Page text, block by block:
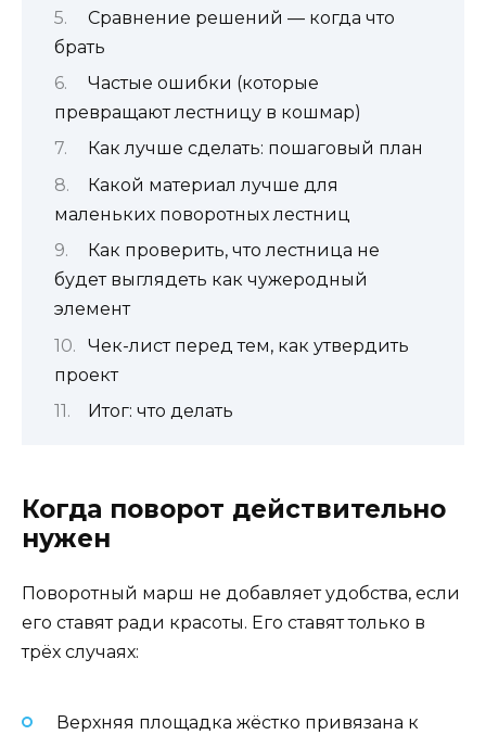
Сравнение решений — когда что
брать
Частые ошибки (которые
превращают лестницу в кошмар)
Как лучше сделать: пошаговый план
Какой материал лучше для
маленьких поворотных лестниц
Как проверить, что лестница не
будет выглядеть как чужеродный
элемент
Чек-лист перед тем, как утвердить
проект
Итог: что делать
Когда поворот действительно
нужен
Поворотный марш не добавляет удобства, если
его ставят ради красоты. Его ставят только в
трёх случаях:
Верхняя площадка жёстко привязана к